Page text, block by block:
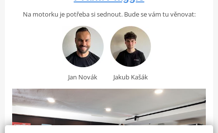
Vespa Primavera Batik je oslavou spojení elegantních linií
italského designu a starobylého umění batiky. Základní barva
Verde Amabile je kombinována se vzorem Tambal Jagad, který se
skládá ze sedmi různých motivů, z nichž každý představuje jeden
ostrov indonéského souostroví a symbolizuje různé ctnosti.
Elektronické vstřikování
Jednoválcový 4-takt, 3 ventily, i-get
Výkon a Převodovka
Spojka
Maximální
výkon
8.1 kW
3 190 Kč
Skladem Skladem
Na motorku je potřeba si sednout. Bude se vám tu věnovat:
Jan Novák Jakub Kašák